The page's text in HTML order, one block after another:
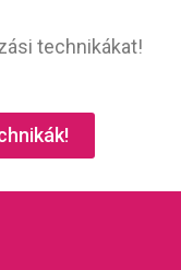
technikákat!